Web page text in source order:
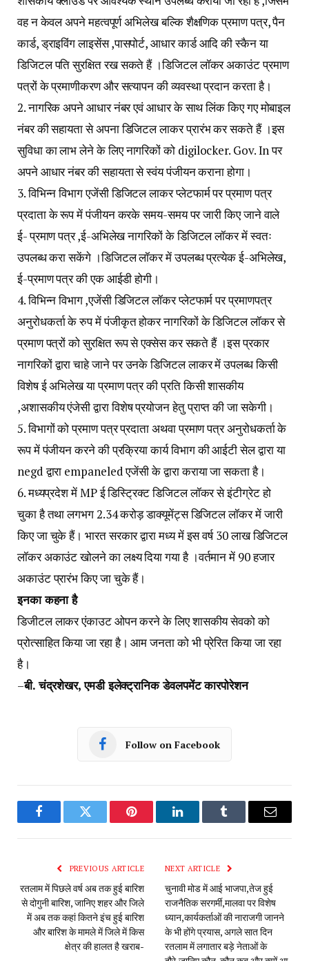
वह न केवल अपने महत्वपूर्ण अभिलेख बल्कि शैक्षणिक प्रमाण पत्र, पैन
कार्ड, ड्राइविंग लाइसेंस ,पासपोर्ट, आधार कार्ड आदि की स्कैन या
डिजिटल पति सुरक्षित रख सकते हैं ।डिजिटल लॉकर अकाउंट प्रमाण
पत्रों के प्रमाणीकरण और सत्यापन की व्यवस्था प्रदान करता है।
2. नागरिक अपने आधार नंबर एवं आधार के साथ लिंक किए गए मोबाइल
नंबर की सहायता से अपना डिजिटल लाकर प्रारंभ कर सकते हैं ।इस
सुविधा का लाभ लेने के लिए नागरिकों को digilocker. Gov. In पर
अपने आधार नंबर की सहायता से स्वंय पंजीयन कराना होगा।
3. विभिन्न विभाग एजेंसी डिजिटल लाकर प्लेटफार्म पर प्रमाण पत्र
प्रदाता के रूप में पंजीयन करके समय-समय पर जारी किए जाने वाले
ई- प्रमाण पत्र ,ई-अभिलेख नागरिकों के डिजिटल लॉकर में स्वतः
उपलब्ध करा सकेंगे ।डिजिटल लॉकर में उपलब्ध प्रत्येक ई-अभिलेख,
ई-प्रमाण पत्र की एक आईडी होगी।
4. विभिन्न विभाग ,एजेंसी डिजिटल लॉकर प्लेटफार्म पर प्रमाणपत्र
अनुरोधकर्ता के रुप में पंजीकृत होकर नागरिकों के डिजिटल लॉकर से
प्रमाण पत्रों को सुरक्षित रूप से एक्सेस कर सकते हैं ।इस प्रकार
नागरिकों द्वारा चाहे जाने पर उनके डिजिटल लाकर में उपलब्ध किसी
विशेष ई अभिलेख या प्रमाण पत्र की प्रति किसी शासकीय
,अशासकीय एंजेसी द्वारा विशेष प्रयोजन हेतु प्राप्त की जा सकेगी।
5. विभागों को प्रमाण पत्र प्रदाता अथवा प्रमाण पत्र अनुरोधकर्ता के
रूप में पंजीयन करने की प्रक्रिया कार्य विभाग की आईटी सेल द्वारा या
negd द्वारा empaneled एजेंसी के द्वारा कराया जा सकता है।
6. मध्यप्रदेश में MP ई डिस्ट्रिक्ट डिजिटल लॉकर से इंटीग्रेट हो
चुका है तथा लगभग 2.34 करोड़ डाक्यूमेंट्स डिजिटल लॉकर में जारी
किए जा चुके हैं। भारत सरकार द्वारा मध्य में इस वर्ष 30 लाख डिजिटल
लॉकर अकाउंट खोलने का लक्ष्य दिया गया है ।वर्तमान में 90 हजार
अकाउंट प्रारंभ किए जा चुके हैं।
इनका कहना है
डिजीटल लाकर एंकाउट ओपन करने के लिए शासकीय सेवको को
प्रोत्साहित किया जा रहा है। आम जनता को भी प्रेरित किया जा रहा
है।
–बी. चंद्रशेखर, एमडी इलेक्ट्रानिक डेवलपमेंट कारपोरेशन
Follow on Facebook
FacebookTwitter Pinterest LinkedInTumblr Email
PREVIOUS ARTICLE
रतलाम में पिछले वर्ष अब तक हुई बारिश
से दोगुनी बारिश, जानिए शहर और जिले
में अब तक कहां कितने इंच हुई बारिश
और बारिश के मामले में जिले में किस
क्षेत्र की हालत है खराब-
NEXT ARTICLE
चुनावी मोड में आई भाजपा,तेज हुई
राजनैतिक सरगर्मी,मालवा पर विशेष
ध्यान,कार्यकर्ताओं की नाराजगी जानने
के भी होंगे प्रयास, अगले सात दिन
रतलाम में लगातार बड़े नेताओं के